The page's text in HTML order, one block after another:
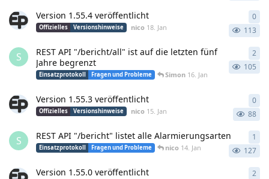
Version 1.55.4 veröffentlicht
Offizielles Versionshinweise nico 18. Jan 113
0
S
REST API "/bericht/all" ist auf die letzten fünf
Jahre begrenzt
Einsatzprotokoll Fragen und Probleme Simon 16. Jan
105
2
Version 1.55.3 veröffentlicht
Offizielles Versionshinweise nico 15. Jan 88
0
S REST API "/bericht" listet alle Alarmierungsarten
Einsatzprotokoll Fragen und Probleme nico 14. Jan 127
1
Version 1.55.0 veröffentlicht 2